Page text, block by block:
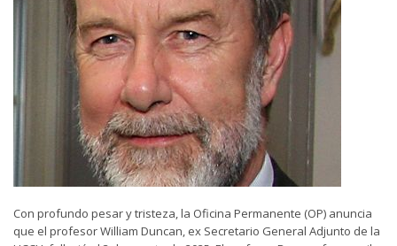
Con profundo pesar y tristeza, la Oficina Permanente (OP) anuncia
que el profesor William Duncan, ex Secretario General Adjunto de la